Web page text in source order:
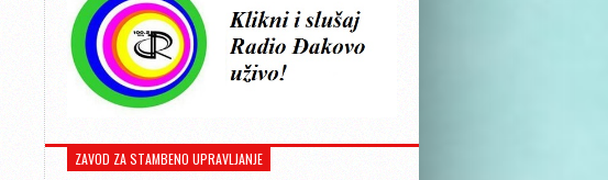
ZAVOD ZA STAMBENO UPRAVLJANJE